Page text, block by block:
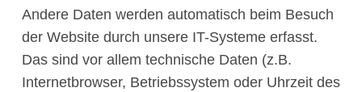
Andere Daten werden automatisch beim Besuch
der Website durch unsere IT-Systeme erfasst.
Das sind vor allem technische Daten (z.B.
Internetbrowser, Betriebssystem oder Uhrzeit des